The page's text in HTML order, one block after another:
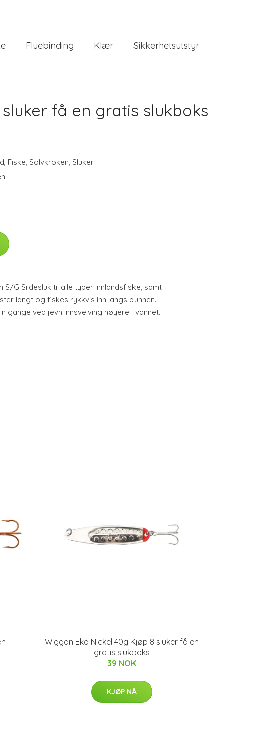
Fluebinding Klær Sikkerhetsutstyr
få en gratis slukboks
, Fiske, Solvkroken, Sluker
S/G Sildesluk til alle typer innlandsfiske, samt
langt og fiskes rykkvis inn langs bunnen.
gange ved jevn innsveiving høyere i vannet.
Wiggan Eko Nickel 40g Kjøp 8 sluker få en
gratis slukboks
39 NOK
KJØP NÅ